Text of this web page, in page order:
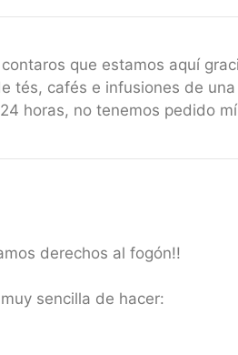
que estamos aquí
tés, cafés e infusiones de
horas, no tenemos pedido
derechos al fogón!!
sencilla de hacer: